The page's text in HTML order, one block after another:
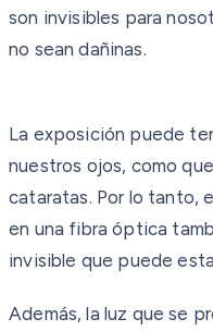
son invisibles para
no sean dañinas.
La exposición puede
nuestros ojos, como
cataratas. Por lo tanto,
en una fibra óptica
invisible que puede
Además, la luz que se